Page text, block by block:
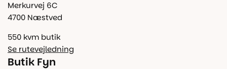
Merkurvej 6C
4700 Næstved
550 kvm butik
Se rutevejledning
Butik Fyn